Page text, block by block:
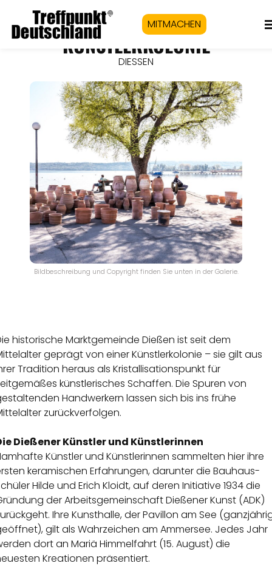
MITMACHEN
KÜNSTLERKOLONIE
DIESSEN
Bildbeschreibung und Copyright finden Sie unten in der Galerie.
historische Marktgemeinde Dießen ist seit dem
geprägt von einer Künstlerkolonie – sie gilt aus
Tradition heraus als Kristallisationspunkt für
künstlerisches Schaffen. Die Spuren von
Handwerkern lassen sich bis ins frühe
zurückverfolgen.
Dießener Künstler und Künstlerinnen
Künstler und Künstlerinnen sammelten hier ihre
keramischen Erfahrungen, darunter die Bauhaus-
Hilde und Erich Kloidt, auf deren Initiative 1934 die
der Arbeitsgemeinschaft Dießener Kunst (ADK)
Ihre Kunsthalle, der Pavillon am See
gilt als Wahrzeichen am Ammersee. Jedes Jahr
dort an Mariä Himmelfahrt (15. August) die
Kreationen präsentiert.